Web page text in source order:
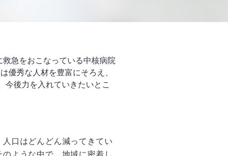
急をおこなっている中核病院
優秀な人材を豊富にそろえ、
今後力を入れていきたいとこ
口はどんどん減ってきてい
ような中で、地域に密着し